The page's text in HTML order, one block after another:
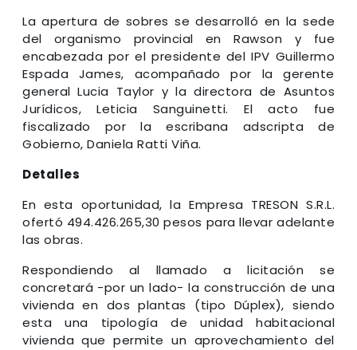
La apertura de sobres se desarrolló en la sede
del organismo provincial en Rawson y fue
encabezada por el presidente del IPV Guillermo
Espada James, acompañado por la gerente
general Lucia Taylor y la directora de Asuntos
Jurídicos, Leticia Sanguinetti. El acto fue
fiscalizado por la escribana adscripta de
Gobierno, Daniela Ratti Viña.
Detalles
En esta oportunidad, la Empresa TRESON S.R.L.
ofertó 494.426.265,30 pesos para llevar adelante
las obras.
Respondiendo al llamado a licitación se
concretará -por un lado- la construcción de una
vivienda en dos plantas (tipo Dúplex), siendo
esta una tipología de unidad habitacional
vivienda que permite un aprovechamiento del